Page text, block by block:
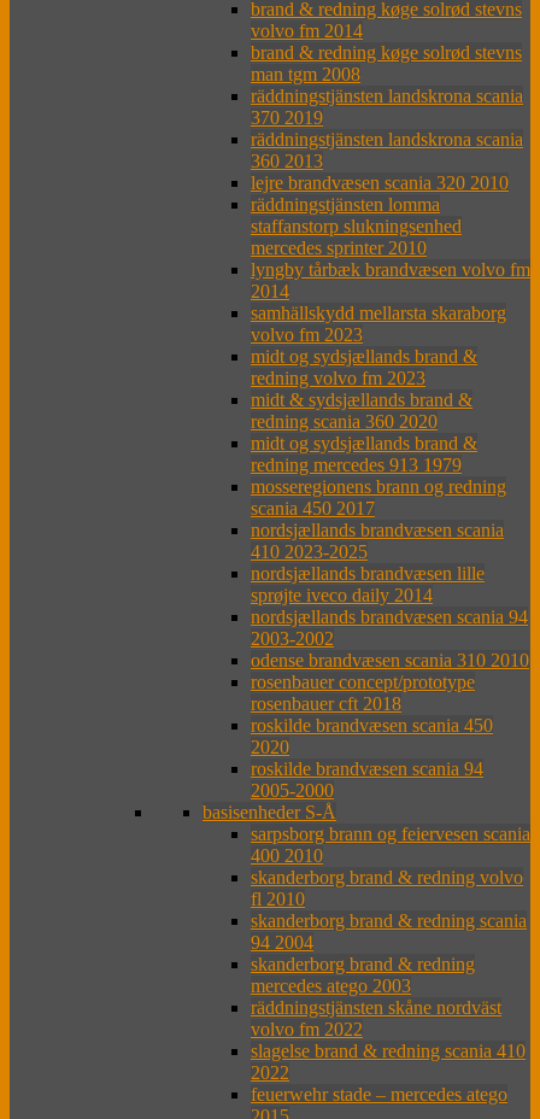
brand & redning køge solrød stevns
volvo fm 2014
brand & redning køge solrød stevns
man tgm 2008
räddningstjänsten landskrona scania
370 2019
räddningstjänsten landskrona scania
360 2013
lejre brandvæsen scania 320 2010
räddningstjänsten lomma
staffanstorp slukningsenhed
mercedes sprinter 2010
lyngby tårbæk brandvæsen volvo fm
2014
samhällskydd mellarsta skaraborg
volvo fm 2023
midt og sydsjællands brand &
redning volvo fm 2023
midt & sydsjællands brand &
redning scania 360 2020
midt og sydsjællands brand &
redning mercedes 913 1979
mosseregionens brann og redning
scania 450 2017
nordsjællands brandvæsen scania
410 2023-2025
nordsjællands brandvæsen lille
sprøjte iveco daily 2014
nordsjællands brandvæsen scania 94
2003-2002
odense brandvæsen scania 310 2010
rosenbauer concept/prototype
rosenbauer cft 2018
roskilde brandvæsen scania 450
2020
roskilde brandvæsen scania 94
2005-2000
basisenheder S-Å
sarpsborg brann og feiervesen scania
400 2010
skanderborg brand & redning volvo
fl 2010
skanderborg brand & redning scania
94 2004
skanderborg brand & redning
mercedes atego 2003
räddningstjänsten skåne nordväst
volvo fm 2022
slagelse brand & redning scania 410
2022
feuerwehr stade – mercedes atego